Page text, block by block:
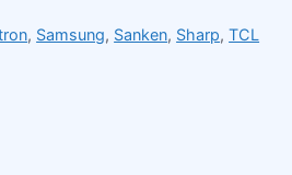
, Samsung, Sanken, Sharp,TCL